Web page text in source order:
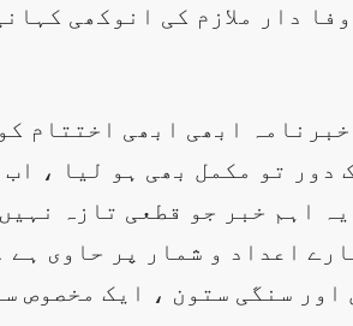
وفا دار ملازم کی انوکھی
ابھی ابھی اختتام
دور تو مکمل بھی ہو لیا ،
اہم خبر جو قطعی تازہ
اعداد و شمار پر حاوی
اور سنگی ستون ، ایک مخصوص